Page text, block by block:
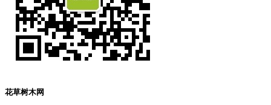
花草树木网